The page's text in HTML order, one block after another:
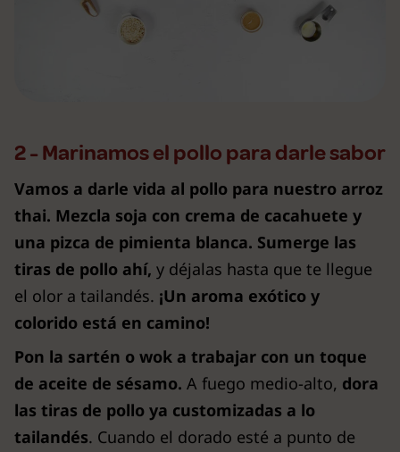
2 - Marinamos el pollo para darle sabor
Vamos a darle vida al pollo para nuestro arroz
thai. Mezcla soja con crema de cacahuete y
una pizca de pimienta blanca. Sumerge las
tiras de pollo ahí, y déjalas hasta que te llegue
el olor a tailandés. ¡Un aroma exótico y
colorido está en camino!
Pon la sartén o wok a trabajar con un toque
de aceite de sésamo. A fuego medio-alto, dora
las tiras de pollo ya customizadas a lo
tailandés. Cuando el dorado esté a punto de